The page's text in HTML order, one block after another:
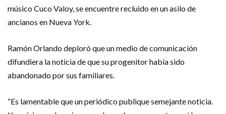
músico Cuco Valoy, se encuentre recluido en un asilo de
ancianos en Nueva York.
Ramón Orlando deploró que un medio de comunicación
difundiera la noticia de que su progenitor había sido
abandonado por sus familiares.
“Es lamentable que un periódico publique semejante noticia.